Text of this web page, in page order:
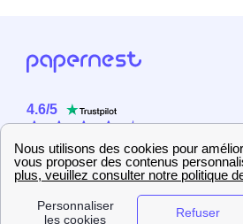
4.6/5
2358 utilisateurs